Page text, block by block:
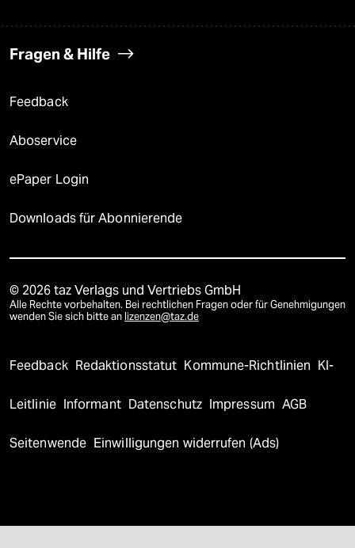
Fragen & Hilfe
Feedback
Aboservice
ePaper Login
Downloads für Abonnierende
© 2026 taz Verlags und Vertriebs GmbH
Alle Rechte vorbehalten. Bei rechtlichen Fragen oder für Genehmigungen
wenden Sie sich bitte an lizenzen@taz.de
Feedback Redaktionsstatut Kommune-Richtlinien KI-
Leitlinie Informant Datenschutz Impressum AGB
Seitenwende Einwilligungen widerrufen (Ads)